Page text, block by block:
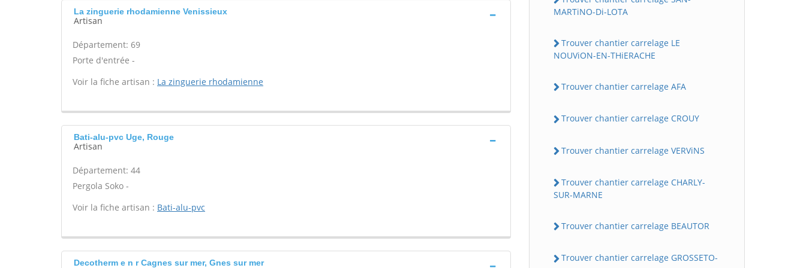
La zinguerie rhodamienne Venissieux
Artisan
Département: 69
Porte d'entrée -
Voir la fiche artisan : La zinguerie rhodamienne
Bati-alu-pvc Uge, Rouge
Artisan
Département: 44
Pergola Soko -
Voir la fiche artisan : Bati-alu-pvc
Decotherm e n r Cagnes sur mer, Gnes sur mer
MARTiNO-Di-LOTA
Trouver chantier carrelage LE
NOUViON-EN-THiERACHE
Trouver chantier carrelage AFA
Trouver chantier carrelage CROUY
Trouver chantier carrelage VERViNS
Trouver chantier carrelage CHARLY-
SUR-MARNE
Trouver chantier carrelage BEAUTOR
Trouver chantier carrelage GROSSETO-